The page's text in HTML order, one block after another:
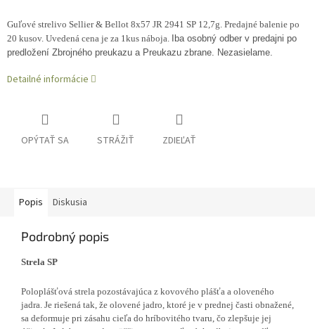
Guľové strelivo Sellier & Bellot 8x57 JR 2941 SP 12,7g. Predajné balenie po
20 kusov. Uvedená cena je za 1kus náboja. Iba osobný odber v predajni po
predložení Zbrojného preukazu a Preukazu zbrane. Nezasielame.
Detailné informácie
OPÝTAŤ SA STRÁŽIŤ ZDIEĽAŤ
Popis Diskusia
Podrobný popis
Strela SP
Poloplášťová strela pozostávajúca z kovového plášťa a oloveného
jadra. Je riešená tak, že olovené jadro, ktoré je v prednej časti obnažené,
sa deformuje pri zásahu cieľa do hríbovitého tvaru, čo zlepšuje jej